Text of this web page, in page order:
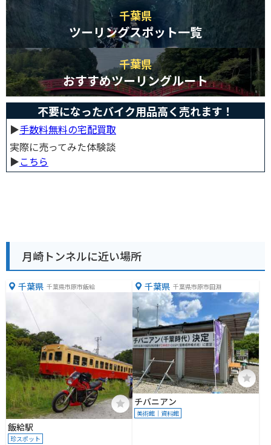
千葉県
ツーリングスポット一覧
千葉県
おすすめツーリングルート
不要になったバイク用品高く売れます！
▶︎手数料無料の宅配買取
実際に売ってみた体験談
▶︎こちら
月崎トンネルに近い場所
千葉県 千葉県市原市飯給
飯給駅
珍スポット
千葉県 千葉県市原市田淵
チバニアン
美術館｜資料館